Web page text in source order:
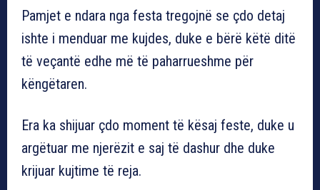
Pamjet e ndara nga festa tregojnë se çdo detaj
ishte i menduar me kujdes, duke e bërë këtë ditë
të veçantë edhe më të paharrueshme për
këngëtaren.
Era ka shijuar çdo moment të kësaj feste, duke u
argëtuar me njerëzit e saj të dashur dhe duke
krijuar kujtime të reja.